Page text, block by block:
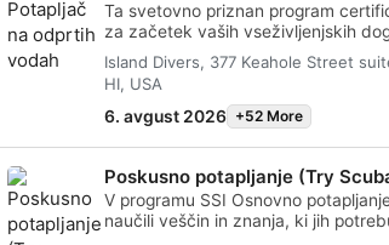
Ta svetovno priznan program
za začetek vaših vseživljenjskih
potapljač. Prilagojeno usposabljanje
v vodi, da zagotovite, da imate
za resnično udobno bivanje pod
certifikat SSI Open Water Diver.
Island Divers, 377 Keahole Street
HI, USA
6. avgust 2026 +52 More
Poskusno potapljanje (Try
V programu SSI Osnovno
naučili veščin in znanja, ki jih